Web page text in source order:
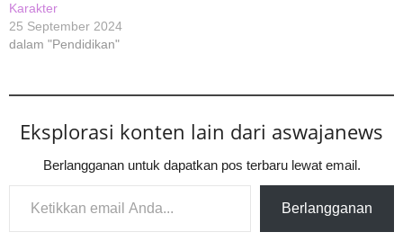
Karakter
25 September 2024
dalam "Pendidikan"
Eksplorasi konten lain dari aswajanews
Berlangganan untuk dapatkan pos terbaru lewat email.
Ketikkan email Anda...
Berlangganan